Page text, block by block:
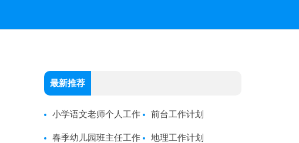
最新推荐
小学语文老师个人工作
计划
前台工作计划
春季幼儿园班主任工作 地理工作计划